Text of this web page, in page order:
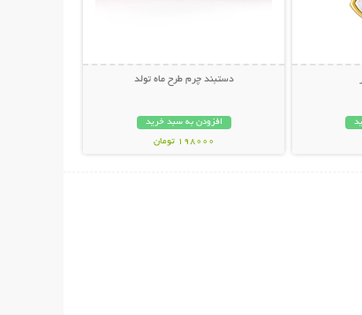
دستبند چرم طرح ماه تولد
افزودن به سبد خرید
198000 تومان